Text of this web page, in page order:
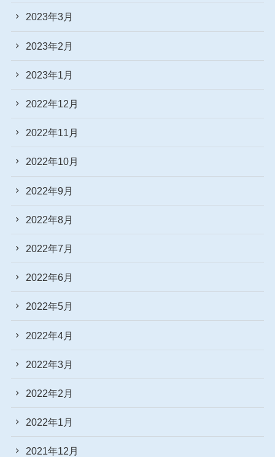
2023年3月
2023年2月
2023年1月
2022年12月
2022年11月
2022年10月
2022年9月
2022年8月
2022年7月
2022年6月
2022年5月
2022年4月
2022年3月
2022年2月
2022年1月
2021年12月